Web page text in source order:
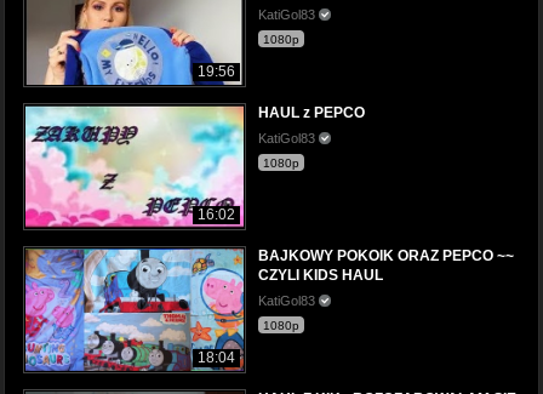
19:56
KatiGol83
1080p
16:02
HAUL z PEPCO
KatiGol83
1080p
18:04
BAJKOWY POKOIK ORAZ PEPCO ~~
CZYLI KIDS HAUL
KatiGol83
1080p